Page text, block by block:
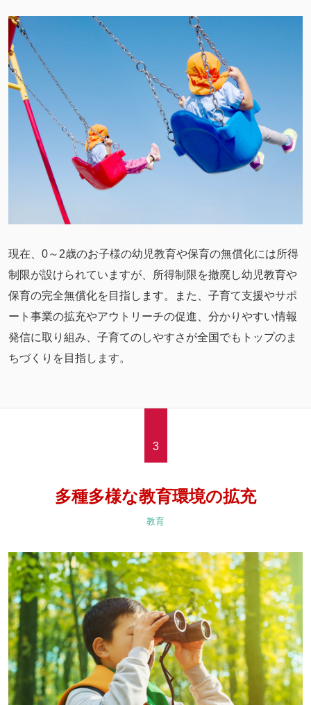
現在、0～2歳のお子様の幼児教育や保育の無償化には所得
制限が設けられていますが、所得制限を撤廃し幼児教育や
保育の完全無償化を目指します。また、子育て支援やサポ
ート事業の拡充やアウトリーチの促進、分かりやすい情報
発信に取り組み、子育てのしやすさが全国でもトップのま
ちづくりを目指します。
3
多種多様な教育環境の拡充
教育